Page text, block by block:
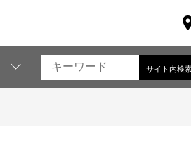
サイト内検